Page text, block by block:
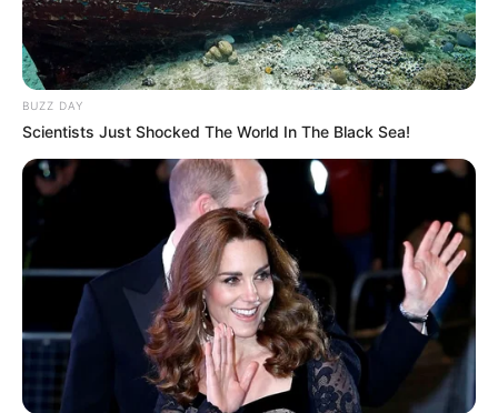
BUZZ DAY
Scientists Just Shocked The World In The Black Sea!